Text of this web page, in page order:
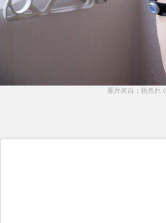
圖片來自：桃色れく